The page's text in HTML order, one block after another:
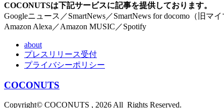
COCONUTSは下記サービスに記事を提供しております。
Googleニュース／SmartNews／SmartNews for docomo（旧マ
Amazon Alexa／Amazon MUSIC／Spotify
about
プレスリリース受付
プライバシーポリシー
COCONUTS
Copyright© COCONUTS , 2026 All Rights Reserved.